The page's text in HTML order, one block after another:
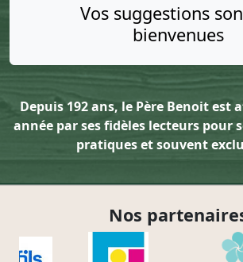
Vos suggestions
bienvenues
Depuis 192 ans, le Père Benoit est
année par ses fidèles lecteurs pour
pratiques et souvent
Nos